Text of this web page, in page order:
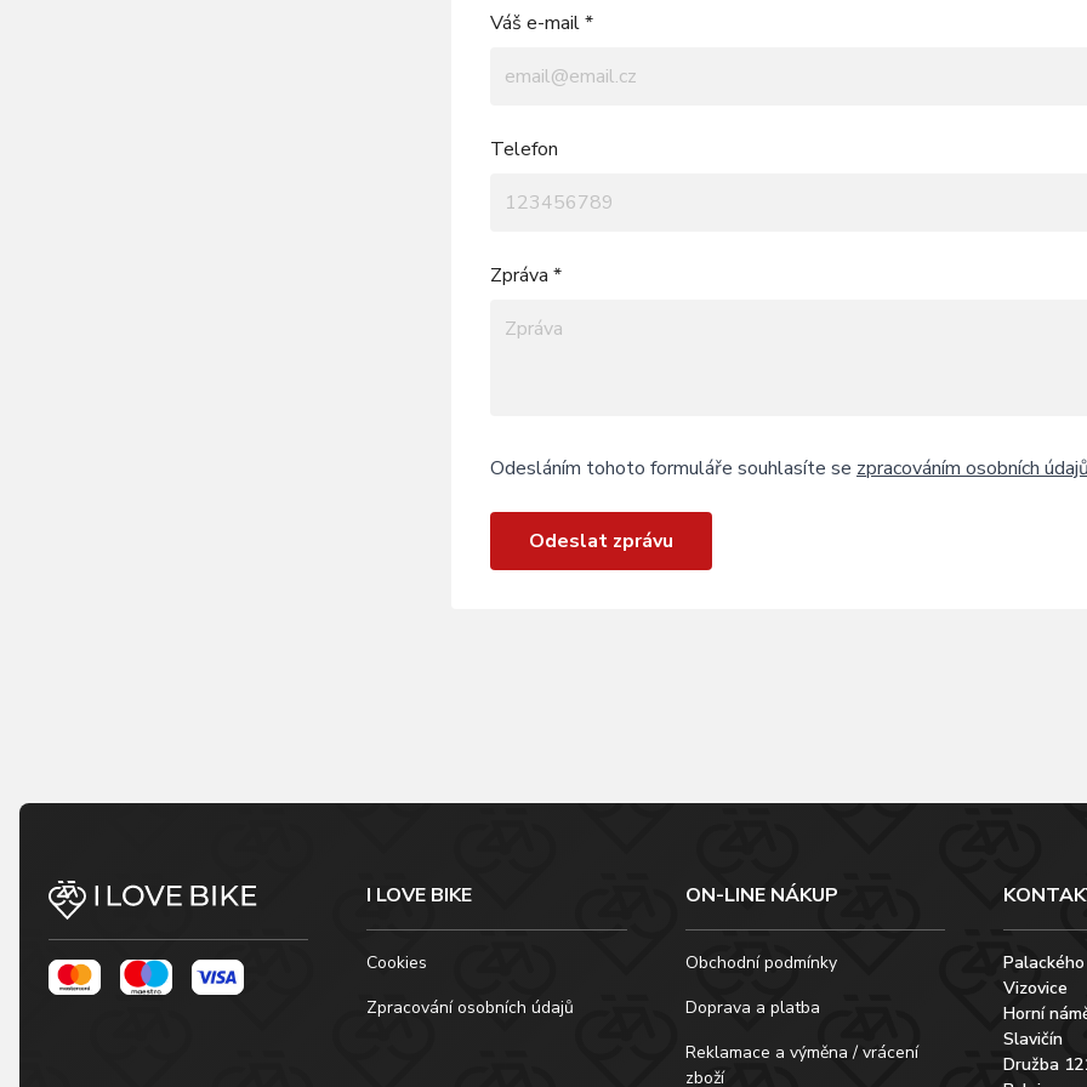
Váš e-mail *
Telefon
Zpráva *
Odesláním tohoto formuláře souhlasíte se zpracováním osobních
Odeslat zprávu
I LOVE BIKE
Cookies
Zpracování osobních údajů
ON-LINE NÁKUP
Obchodní podmínky
Doprava a platba
Reklamace a výměna / vrácení
zboží
Vizovice
Horní
Slavičín
Družba